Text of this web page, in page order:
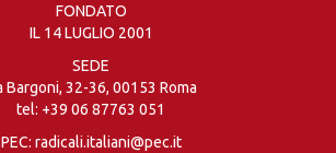
FONDATO
IL 14 LUGLIO 2001
SEDE
Bargoni, 32-36, 00153 Roma
tel: +39 06 87763 051
PEC: radicali.italiani@pec.it